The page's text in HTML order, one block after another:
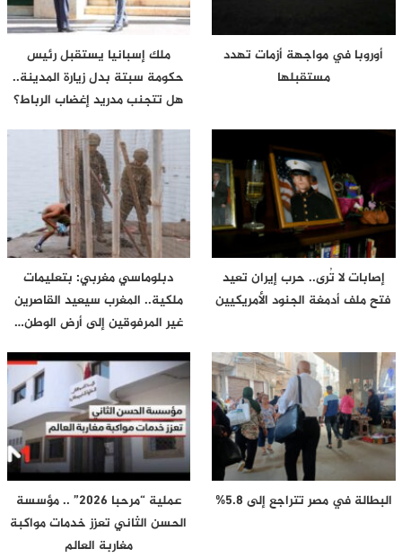
أوروبا في مواجهة أزمات تهدد
مستقبلها
ملك إسبانيا يستقبل رئيس
حكومة سبتة بدل زيارة المدينة..
هل تتجنب مدريد إغضاب الرباط؟
إصابات لا تُرى.. حرب إيران تعيد
فتح ملف أدمغة الجنود الأمريكيين
دبلوماسي مغربي: بتعليمات
ملكية.. المغرب سيعيد القاصرين
غير المرفوقين إلى أرض الوطن…
البطالة في مصر تتراجع إلى 5.8%
عملية “مرحبا 2026” .. مؤسسة
الحسن الثاني تعزز خدمات مواكبة
مغاربة العالم